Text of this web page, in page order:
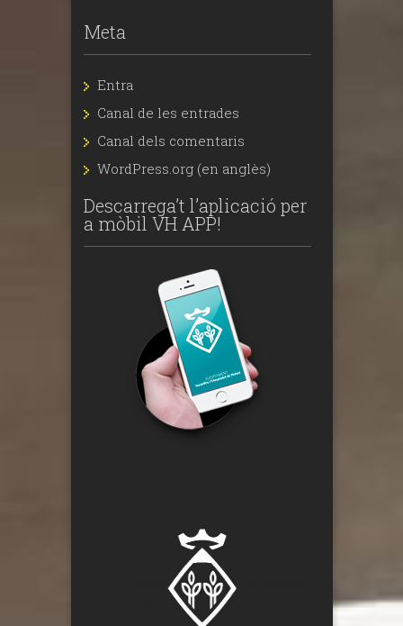
Meta
Entra
Canal de les entrades
Canal dels comentaris
WordPress.org (en anglès)
Descarrega’t l’aplicació per
a mòbil VH APP!